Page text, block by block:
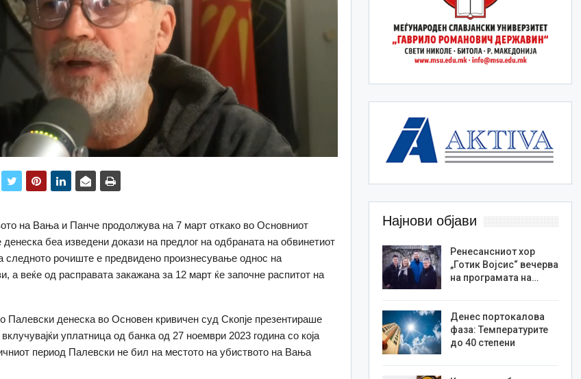
на Вања и Панче продолжува на 7 март откако во Основниот
денеска беа изведени докази на предлог на одбраната на обвинетиот
рочиште е предвидено произнесување однос на
а веќе од расправата закажана за 12 март ќе започне распитот на
денеска во Основен кривичен суд Скопје презентираше
уплатница од банка од 27 ноември 2023 година со која
период Палевски не бил на местото на убиството на Вања
Најнови објави
Ренесансниот хор
„Готик Војсис“ вечерва
на програмата на…
Денес портокалова
фаза: Температурите
до 40 степени